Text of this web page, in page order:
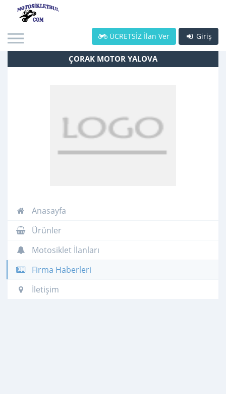
Giriş
ÜCRETSİZ İlan Ver
ÇORAK MOTOR YALOVA
Anasayfa
Ürünler
Motosiklet İlanları
Firma Haberleri
İletişim